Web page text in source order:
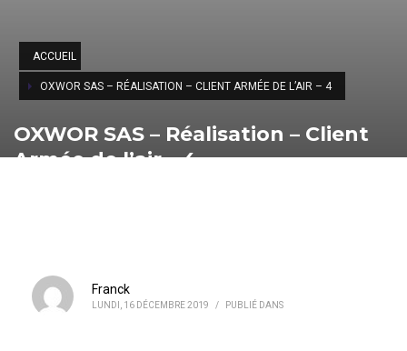
ACCUEIL
OXWOR SAS – RÉALISATION – CLIENT ARMÉE DE L’AIR – 4
OXWOR SAS – Réalisation – Client
Armée de l’air – 4
Franck
LUNDI, 16 DÉCEMBRE 2019 / PUBLIÉ DANS